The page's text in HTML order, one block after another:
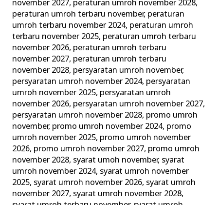
november 2027, peraturan umroh november 2028,
peraturan umroh terbaru november, peraturan
umroh terbaru november 2024, peraturan umroh
terbaru november 2025, peraturan umroh terbaru
november 2026, peraturan umroh terbaru
november 2027, peraturan umroh terbaru
november 2028, persyaratan umroh november,
persyaratan umroh november 2024, persyaratan
umroh november 2025, persyaratan umroh
november 2026, persyaratan umroh november 2027,
persyaratan umroh november 2028, promo umroh
november, promo umroh november 2024, promo
umroh november 2025, promo umroh november
2026, promo umroh november 2027, promo umroh
november 2028, syarat umoh november, syarat
umroh november 2024, syarat umroh november
2025, syarat umroh november 2026, syarat umroh
november 2027, syarat umroh november 2028,